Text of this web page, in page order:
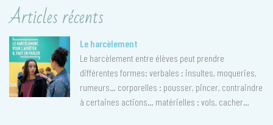
Articles récents
Le harcèlement
Le harcèlement entre élèves peut prendre
différentes formes: verbales : insultes, moqueries,
rumeurs… corporelles : pousser, pincer, contraindre
à certaines actions… matérielles : vols, cacher…